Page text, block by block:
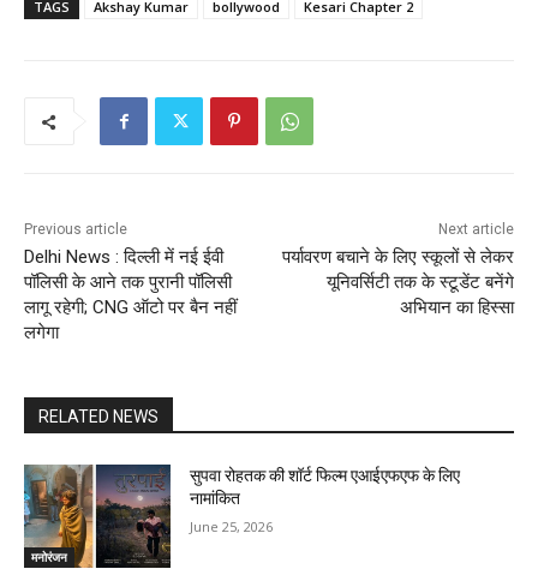
TAGS Akshay Kumar bollywood Kesari Chapter 2
Previous article
Delhi News : दिल्ली में नई ईवी
पॉलिसी के आने तक पुरानी पॉलिसी
लागू रहेगी; CNG ऑटो पर बैन नहीं
लगेगा
Next article
पर्यावरण बचाने के लिए स्कूलों से लेकर
यूनिवर्सिटी तक के स्टूडेंट बनेंगे
अभियान का हिस्सा
RELATED NEWS
मनोरंजन
सुपवा रोहतक की शॉर्ट फिल्म एआईएफएफ के लिए
नामांकित
June 25, 2026